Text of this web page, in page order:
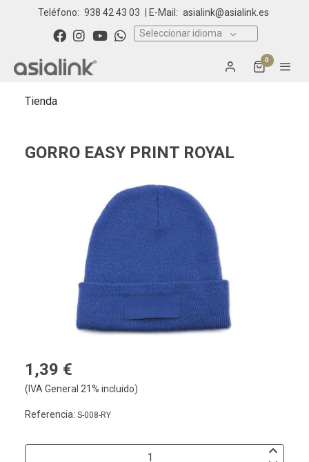
Teléfono: 938 42 43 03 | E-Mail: asialink@asialink.es
Seleccionar idioma
0
Tienda
GORRO EASY PRINT ROYAL
1,39 €
(IVA General 21% incluido)
Referencia: S-008-RY